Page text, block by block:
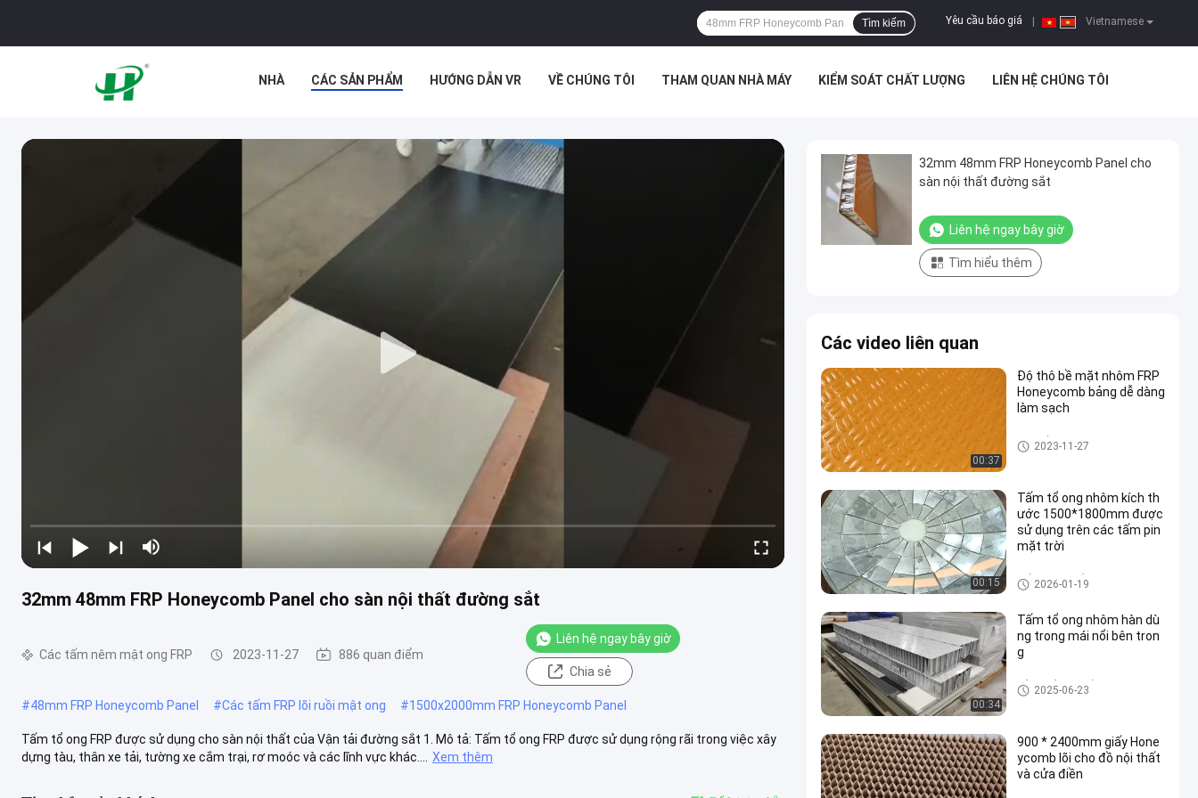
Vietnamese
Yêu cầu báo giá
Tìm kiếm
NHÀ CÁC SẢN PHẨM HƯỚNG DẪN VR VỀ CHÚNG TÔI THAM QUAN NHÀ MÁY KIỂM SOÁT CHẤT LƯỢNG LIÊN HỆ CHÚNG TÔI
32mm 48mm FRP Honeycomb Panel cho sàn nội thất đường sắt
Các tấm nêm mật ong FRP 2023-11-27 886 quan điểm
Liên hệ ngay bây giờ
Chia sẻ
#48mm FRP Honeycomb Panel #Các tấm FRP lõi ruồi mật ong #1500x2000mm FRP Honeycomb Panel
Tấm tổ ong FRP được sử dụng cho sàn nội thất của Vận tải đường sắt 1. Mô tả: Tấm tổ ong FRP được sử dụng rộng rãi trong việc xây
dựng tàu, thân xe tải, tường xe cắm trại, rơ moóc và các lĩnh vực khác....
Xem thêm
32mm 48mm FRP Honeycomb Panel cho
sàn nội thất đường sắt
Liên hệ ngay bây giờ
Tìm hiểu thêm
Các video liên quan
00:37
Độ thô bề mặt nhôm FRP
Honeycomb bảng dễ dàng
làm sạch
Các tấm nêm mật ong FRP
2023-11-27
00:15
Tấm tổ ong nhôm kích th
ước 1500*1800mm được
sử dụng trên các tấm pin
mặt trời
Tấm nhôm tổ ong
2026-01-19
00:34
Tấm tổ ong nhôm hàn dù
ng trong mái nổi bên tron
g
Sản phẩm từ ruồi mật ong
2025-06-23
900 * 2400mm giấy Hone
ycomb lõi cho đồ nội thất
và cửa điền